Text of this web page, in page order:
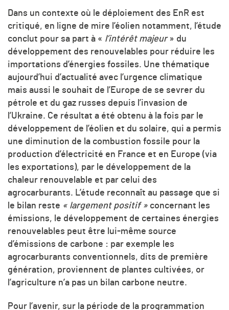
Dans un contexte où le déploiement des EnR est
critiqué, en ligne de mire l’éolien notamment, l’étude
conclut pour sa part à « l’intérêt majeur» du
développement des renouvelables pour réduire les
importations d’énergies fossiles. Une thématique
aujourd’hui d’actualité avec l’urgence climatique
mais aussi le souhait de l’Europe de se sevrer du
pétrole et du gaz russes depuis l’invasion de
l’Ukraine. Ce résultat a été obtenu à la fois par le
développement de l’éolien et du solaire, qui a permis
une diminution de la combustion fossile pour la
production d’électricité en France et en Europe (via
les exportations), par le développement de la
chaleur renouvelable et par celui des
agrocarburants. L’étude reconnaît au passage que si
le bilan reste « largement positif » concernant les
émissions, le développement de certaines énergies
renouvelables peut être lui-même source
d’émissions de carbone : par exemple les
agrocarburants conventionnels, dits de première
génération, proviennent de plantes cultivées, or
l’agriculture n’a pas un bilan carbone neutre.
Pour l’avenir, sur la période de la programmation